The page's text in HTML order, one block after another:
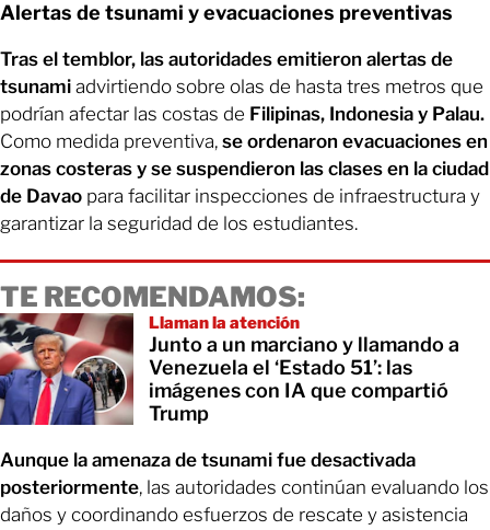
Alertas de tsunami y evacuaciones preventivas
Tras el temblor, las autoridades emitieron alertas de
tsunami advirtiendo sobre olas de hasta tres metros que
podrían afectar las costas de Filipinas, Indonesia y Palau.
Como medida preventiva, se ordenaron evacuaciones en
zonas costeras y se suspendieron las clases en la ciudad
de Davao para facilitar inspecciones de infraestructura y
garantizar la seguridad de los estudiantes.
TE RECOMENDAMOS:
Llaman la atención
Junto a un marciano y llamando a
Venezuela el ‘Estado 51’: las
imágenes con IA que compartió
Trump
Aunque la amenaza de tsunami fue desactivada
posteriormente, las autoridades continúan evaluando los
daños y coordinando esfuerzos de rescate y asistencia